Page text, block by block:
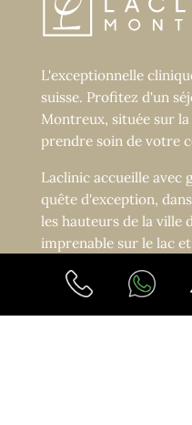
L'exceptionnelle
suisse. Profitez d'un
Montreux, située sur
prendre soin de votre
Laclinic accueille avec
quête d'exception,
les hauteurs de la ville
imprenable sur le lac